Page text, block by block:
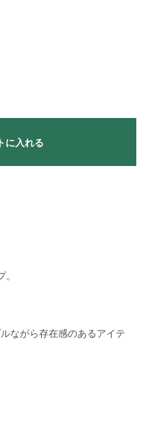
に入れる
ながら存在感のあるアイテ